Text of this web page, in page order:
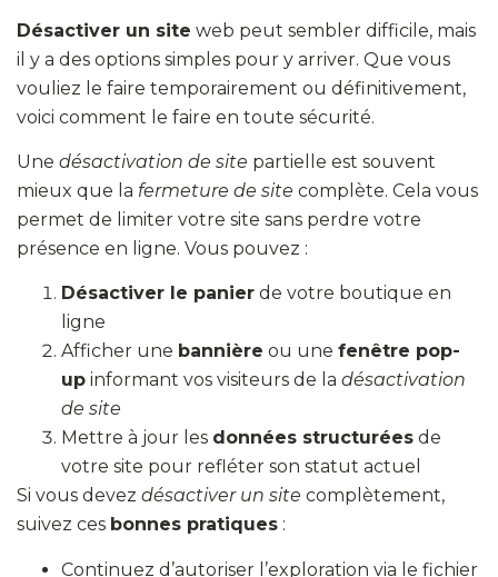
Désactiver un site web peut sembler difficile, mais
il y a des options simples pour y arriver. Que vous
vouliez le faire temporairement ou définitivement,
voici comment le faire en toute sécurité.
Une désactivation de site partielle est souvent
mieux que la fermeture de site complète. Cela vous
permet de limiter votre site sans perdre votre
présence en ligne. Vous pouvez :
Désactiver le panier de votre boutique en
ligne
Afficher une bannière ou une fenêtre pop-
up informant vos visiteurs de la désactivation
de site
Mettre à jour les données structurées de
votre site pour refléter son statut actuel
Si vous devez désactiver un site complètement,
suivez ces bonnes pratiques :
Continuez d’autoriser l’exploration via le fichier